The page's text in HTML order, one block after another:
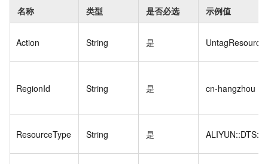
名称 类型 是否必选 示例值
Action String 是
RegionId String 是 cn-hangzhou
ResourceType String 是